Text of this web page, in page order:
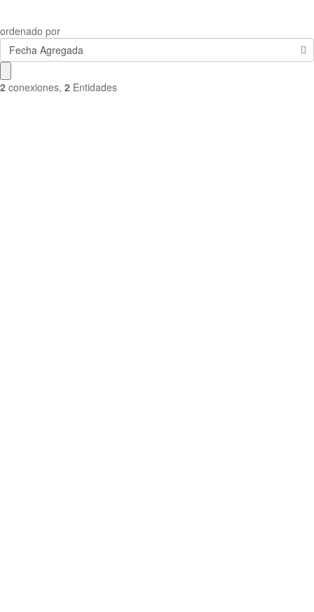
ordenado por
Fecha Agregada
2 conexiones, 2 Entidades